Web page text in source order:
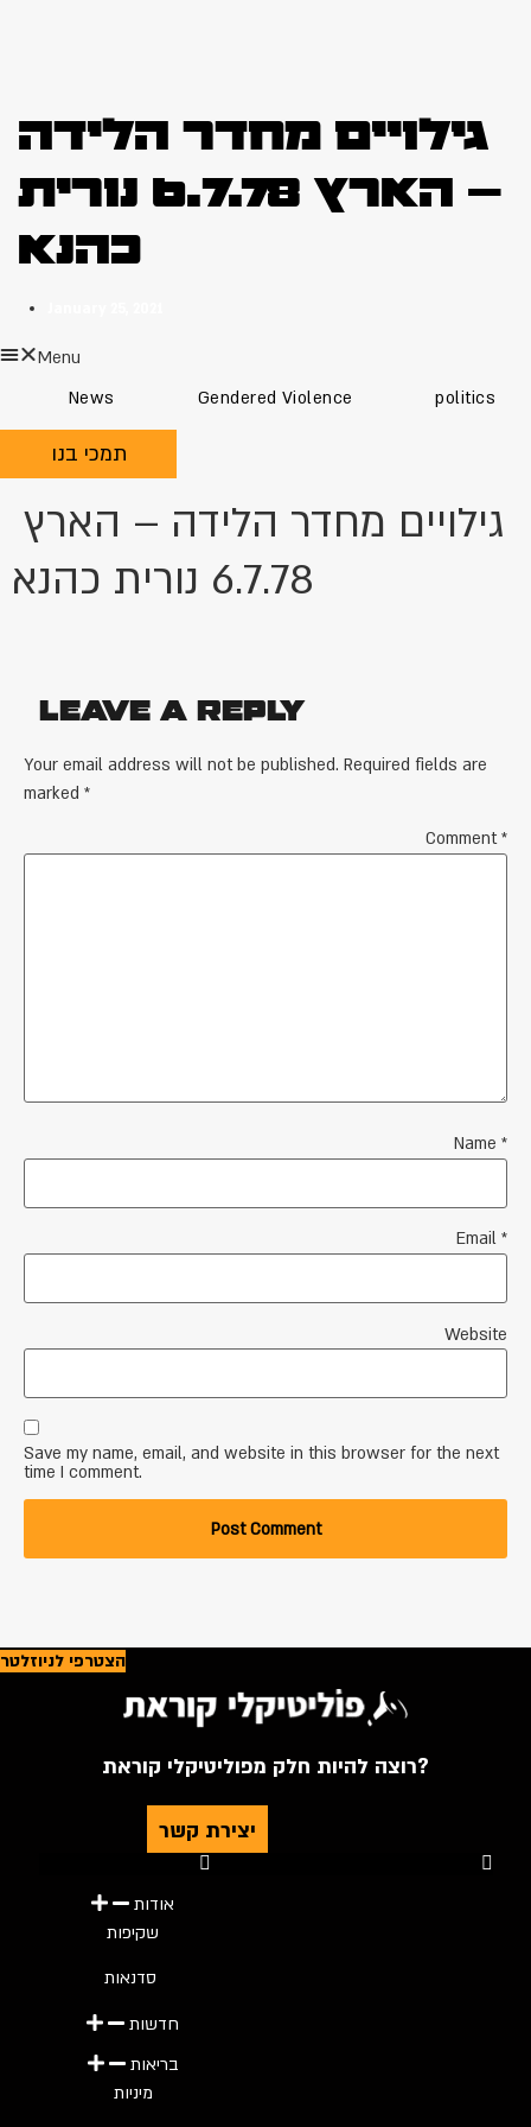
גילויים מחדר הלידה
– הארץ 6.7.78 נורית
כהנא
Menu
News
Gendered Violence politics
תמכי בנו
גילויים מחדר הלידה – הארץ
6.7.78 נורית כהנא
Leave a Reply
Your email address will not be published. Required fields are
marked *
Comment*
Name *
Email *
Website
Save my name, email, and website in this browser for the next
time I comment.
הצטרפי לניוזלטר
רוצה להיות חלק מפוליטיקלי קוראת?
יצירת קשר
אודות
שקיפות
סדנאות
חדשות
בריאות
מיניות